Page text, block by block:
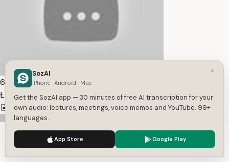
6:20
Łączenie narzędzi AI w pracy — Transcript
541
1 Polish
We use cookies to enhance your experience.
×
SozAI
iPhone · Android · Mac
Get the SozAI app — 30 minutes of free AI transcription for your
own audio: lectures, meetings, voice memos and YouTube. 99+
languages.
App Store Google Play